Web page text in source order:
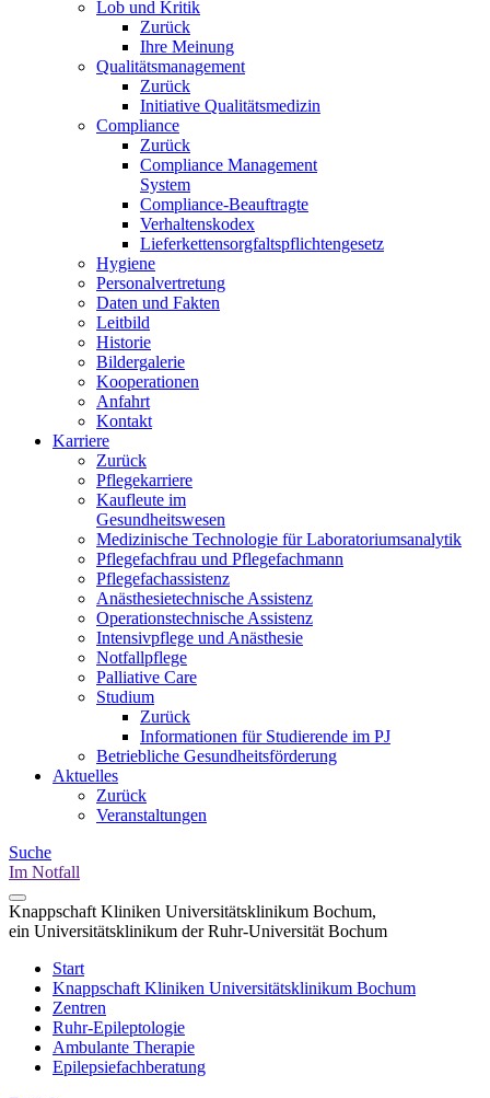
Lob und Kritik
Zurück
Ihre Meinung
Qualitätsmanagement
Zurück
Initiative Qualitätsmedizin
Compliance
Zurück
Compliance Management
System
Compliance-Beauftragte
Verhaltenskodex
Lieferkettensorgfaltspflichtengesetz
Hygiene
Personalvertretung
Daten und Fakten
Leitbild
Historie
Bildergalerie
Kooperationen
Anfahrt
Kontakt
Karriere
Zurück
Pflegekarriere
Kaufleute im
Gesundheitswesen
Medizinische Technologie für Laboratoriumsanalytik
Pflegefachfrau und Pflegefachmann
Pflegefachassistenz
Anästhesietechnische Assistenz
Operationstechnische Assistenz
Intensivpflege und Anästhesie
Notfallpflege
Palliative Care
Studium
Zurück
Informationen für Studierende im PJ
Betriebliche Gesundheitsförderung
Aktuelles
Zurück
Veranstaltungen
Suche
Im Notfall
Knappschaft Kliniken Universitätsklinikum Bochum,
ein Universitätsklinikum der Ruhr-Universität Bochum
Start
Knappschaft Kliniken Universitätsklinikum Bochum
Zentren
Ruhr-Epileptologie
Ambulante Therapie
Epilepsiefachberatung